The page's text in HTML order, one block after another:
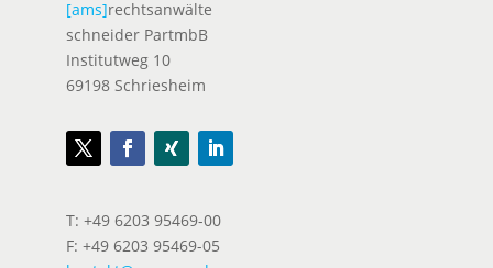
[ams]rechtsanwälte
schneider PartmbB
Institutweg 10
69198 Schriesheim
T: +49 6203 95469-00
F: +49 6203 95469-05